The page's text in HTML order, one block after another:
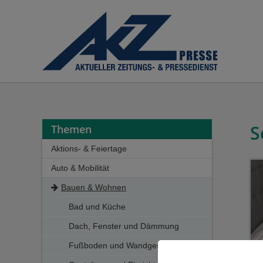
Themen
Aktions- & Feiertage
12. August - Tag der Jugend
15. August - Tag der Erholung
13. September - Int. Tag des
Weiterbildungstag
Auto & Mobilität
Bauen & Wohnen
Bad und Küche
Dach, Fenster und Dämmung
Fußboden und Wandgestaltung